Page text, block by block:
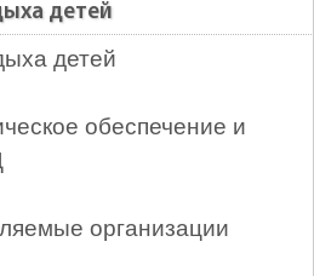
детей
детей
обеспечение и
организации